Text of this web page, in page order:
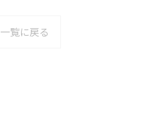
一覧に戻る